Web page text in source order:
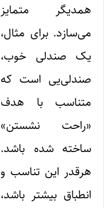
همدیگر متمایز
می‌سازد. برای مثال،
یک صندلی خوب،
صندلی‌یی است که
متناسب با هدف
«راحت نشستن»
ساخته شده باشد.
هرقدر این تناسب و
انطباق بیشتر باشد،